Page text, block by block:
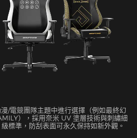
/電競團隊主題中進行選擇（例如最終幻
），採用奈米 UV 塗層技術與刺繡細
標準，防刮表面可永久保持如新外觀。